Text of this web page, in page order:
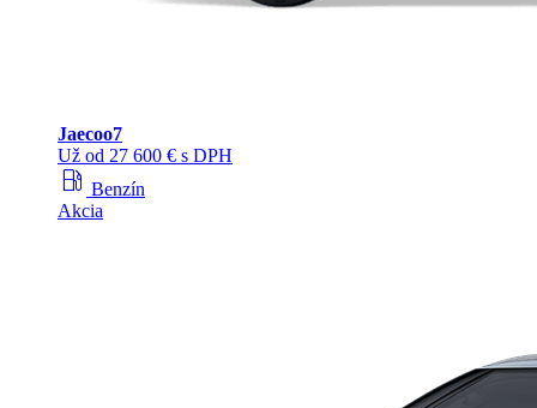
Jaecoo7
Už od 27 600 € s DPH
local_gas_station Benzín
Akcia